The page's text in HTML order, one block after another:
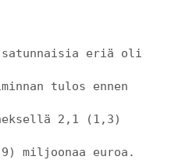
satunnaisia eriä oli
tulos ennen
2,1 (1,3)
miljoonaa euroa.